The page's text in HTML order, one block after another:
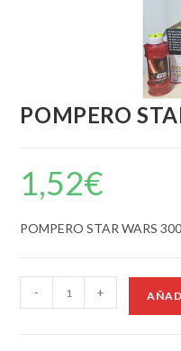
POMPERO
1,52€
POMPERO STAR WARS
- +